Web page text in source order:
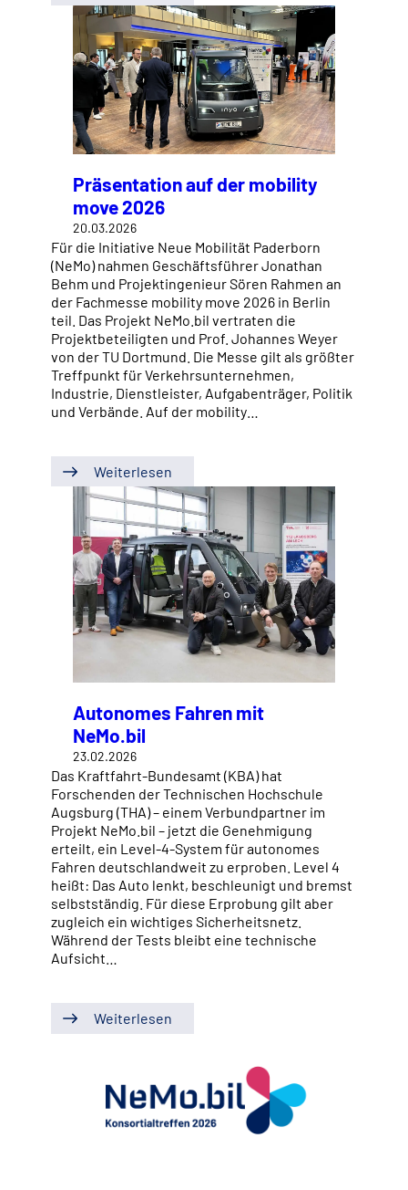
Präsentation auf der mobility
move 2026
20.03.2026
Für die Initiative Neue Mobilität Paderborn
(NeMo) nahmen Geschäftsführer Jonathan
Behm und Projektingenieur Sören Rahmen an
der Fachmesse mobility move 2026 in Berlin
teil. Das Projekt NeMo.bil vertraten die
Projektbeteiligten und Prof. Johannes Weyer
von der TU Dortmund. Die Messe gilt als größter
Treffpunkt für Verkehrsunternehmen,
Industrie, Dienstleister, Aufgabenträger, Politik
und Verbände. Auf der mobility…
Weiterlesen
Autonomes Fahren mit
NeMo.bil
23.02.2026
Das Kraftfahrt-Bundesamt (KBA) hat
Forschenden der Technischen Hochschule
Augsburg (THA) – einem Verbundpartner im
Projekt NeMo.bil – jetzt die Genehmigung
erteilt, ein Level-4-System für autonomes
Fahren deutschlandweit zu erproben. Level 4
heißt: Das Auto lenkt, beschleunigt und bremst
selbstständig. Für diese Erprobung gilt aber
zugleich ein wichtiges Sicherheitsnetz.
Während der Tests bleibt eine technische
Aufsicht…
Weiterlesen